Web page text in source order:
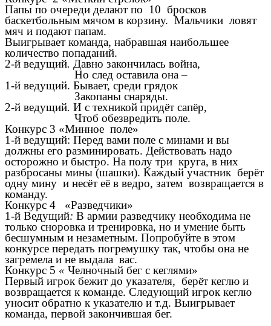
Папы по очереди делают по 10 бросков
баскетбольным мячом в корзину. Мальчики ловят
мяч и подают папам.
Выигрывает команда, набравшая наибольшее
количество попаданий.
2-й ведущий. Давно закончилась война,
Но след оставила она –
1-й ведущий. Бывает, среди грядок
Закопаны снаряды.
2-й ведущий. И с техникой придёт сапёр,
Чтоб обезвредить поле.
Конкурс 3 «Минное поле»
1-й ведущий: Перед вами поле с минами и вы
должны его разминировать. Действовать надо
осторожно и быстро. На полу три круга, в них
разбросаны мины (шашки). Каждый участник берёт
одну мину и несёт её в ведро, затем возвращается в
команду.
Конкурс 4 «Разведчики»
1-й Ведущий: В армии разведчику необходима не
только сноровка и тренировка, но и умение быть
бесшумным и незаметным. Попробуйте в этом
конкурсе передать погремушку так, чтобы она не
загремела и не выдала вас.
Конкурс 5 « Челночный бег с кеглями»
Первый игрок бежит до указателя, берёт кеглю и
возвращается к команде. Следующий игрок кеглю
уносит обратно к указателю и т.д. Выигрывает
команда, первой закончившая бег.